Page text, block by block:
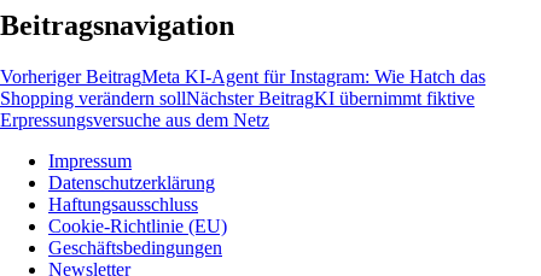
Beitragsnavigation
Vorheriger BeitragMeta KI-Agent für Instagram: Wie Hatch das
Shopping verändern sollNächster BeitragKI übernimmt fiktive
Erpressungsversuche aus dem Netz
Wissen und News zu KI, Social Media und
Co.
Impressum
Datenschutzerklärung
Haftungsausschluss
Cookie-Richtlinie (EU)
Geschäftsbedingungen
Newsletter